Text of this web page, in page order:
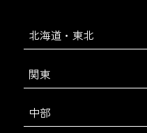
北海道・東北
関東
中部